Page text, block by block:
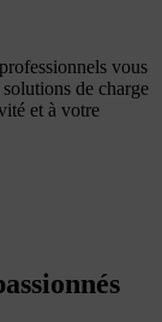
vous
de charge
et à votre